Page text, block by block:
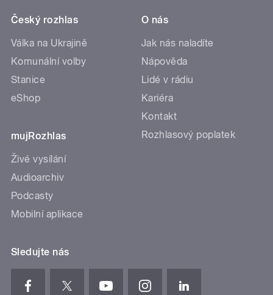
Český rozhlas
Válka na Ukrajině
Komunální volby
Stanice
eShop
mujRozhlas
Živé vysílání
Audioarchiv
Podcasty
Mobilní aplikace
O nás
Jak nás naladíte
Nápověda
Lidé v rádiu
Kariéra
Kontakt
Rozhlasový poplatek
Sledujte nás